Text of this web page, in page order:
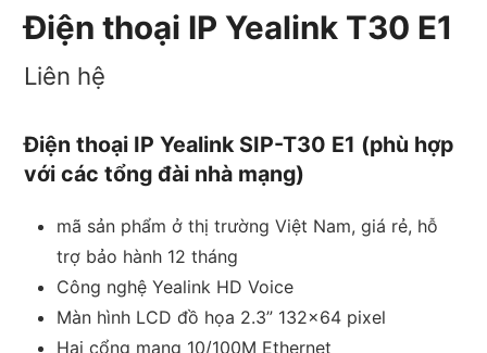
Điện thoại IP Yealink T30 E1
Liên hệ
Điện thoại IP Yealink SIP-T30 E1 (phù hợp
với các tổng đài nhà mạng)
mã sản phẩm ở thị trường Việt Nam, giá rẻ, hỗ
trợ bảo hành 12 tháng
Công nghệ Yealink HD Voice
Màn hình LCD đồ họa 2.3” 132×64 pixel
Hai cổng mạng 10/100M Ethernet